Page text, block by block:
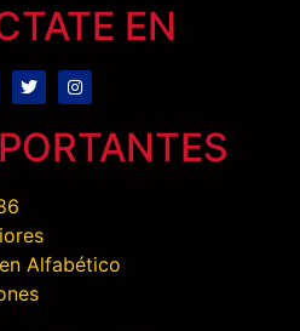
EN
Alfabético